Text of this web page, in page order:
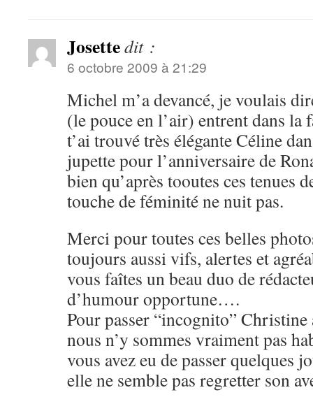
Josettedit :
6 octobre 2009 à 21:29
Michel m’a devancé, je voulais
(le pouce en l’air) entrent dans la
t’ai trouvé très élégante Céline
jupette pour l’anniversaire de
bien qu’après tooutes ces tenues
touche de féminité ne nuit pas.
Merci pour toutes ces belles
toujours aussi vifs, alertes et
vous faîtes un beau duo de
d’humour opportune….
Pour passer “incognito” Christine
nous n’y sommes vraiment pas
vous avez eu de passer quelques
elle ne semble pas regretter son